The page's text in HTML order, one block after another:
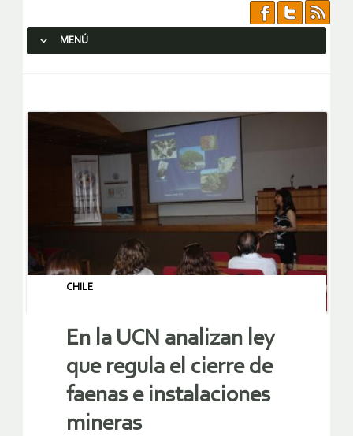
MENÚ
CHILE
En la UCN analizan ley
que regula el cierre de
faenas e instalaciones
mineras